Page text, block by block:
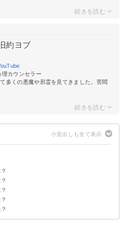
約ヨブ
理カウンセラー
多くの悪魔や邪霊を見てきました。苦悶
願望夢】
】
】
夢【吉夢】
は人に話す